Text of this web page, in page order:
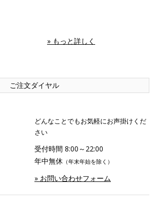
» もっと詳しく
ご注文ダイヤル
どんなことでもお気軽にお声掛けくだ
さい
受付時間 8:00～22:00
年中無休 （年末年始を除く）
» お問い合わせフォーム